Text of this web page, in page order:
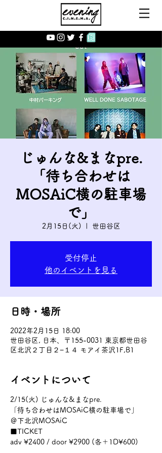
じゅんな&まなpre.
「待ち合わせは
MOSAiC横の駐車場
で」
2月15日(火) 世田谷区
受付停止
他のイベントを見る
日時・場所
2022年2月15日 18:00
世田谷区, 日本、〒155-0031 東京都世田谷
区北沢２丁目２−１４ モアイ茶沢1F,B1
イベントについて
2/15(火) じゅんな&まなpre.
「待ち合わせはMOSAiC横の駐車場で」
＠下北沢MOSAiC
■TICKET
adv ¥2400 / door ¥2900 (各＋1D¥600)